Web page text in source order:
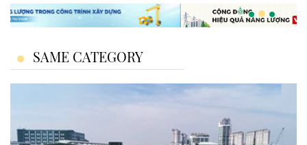
SAME CATEGORY